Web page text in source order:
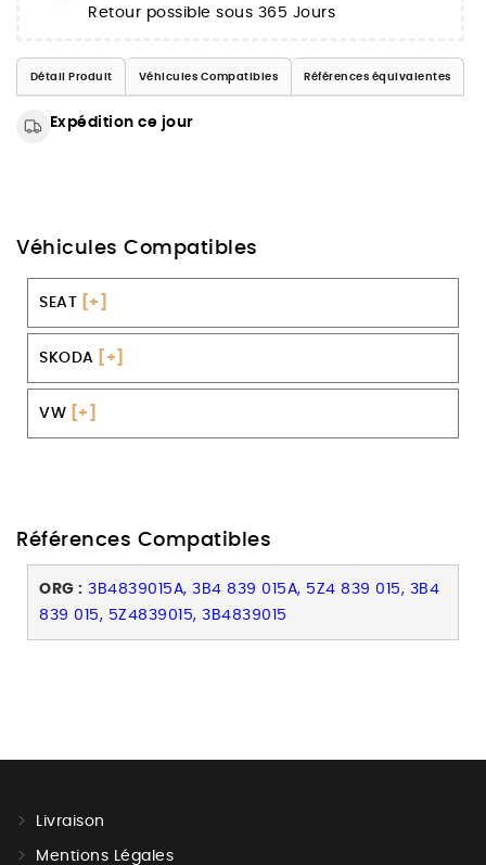
Retour possible sous 365 Jours
Détail Produit Véhicules Compatibles Références équivalentes
Expédition ce jour
Véhicules Compatibles
SEAT [+]
SKODA [+]
VW [+]
Références Compatibles
ORG : 3B4839015A, 3B4 839 015A, 5Z4 839 015, 3B4
839 015, 5Z4839015, 3B4839015
Livraison
Mentions Légales